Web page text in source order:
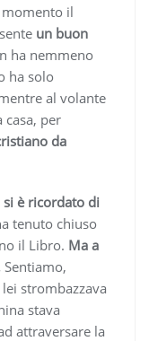
il
un buon
ha nemmeno
ha solo
al volante
per
da
si è ricordato di
tenuto chiuso
il Libro. Ma a
Sentiamo,
strombazzava
stava
attraversare la